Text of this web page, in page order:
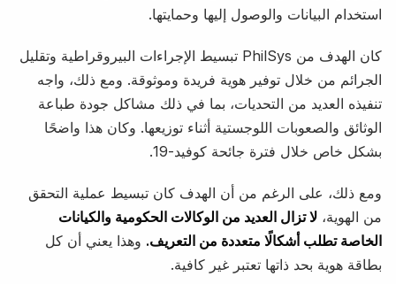
استخدام البيانات والوصول إليها وحمايتها.
كان الهدف من PhilSys تبسيط الإجراءات البيروقراطية وتقليل
الجرائم من خلال توفير هوية فريدة وموثوقة. ومع ذلك، واجه
تنفيذه العديد من التحديات، بما في ذلك مشاكل جودة طباعة
الوثائق والصعوبات اللوجستية أثناء توزيعها. وكان هذا واضحًا
بشكل خاص خلال فترة جائحة كوفيد-19.
ومع ذلك، على الرغم من أن الهدف كان تبسيط عملية التحقق
من الهوية، لا تزال العديد من الوكالات الحكومية والكيانات
الخاصة تطلب أشكالًا متعددة من التعريف. وهذا يعني أن كل
بطاقة هوية بحد ذاتها تعتبر غير كافية.